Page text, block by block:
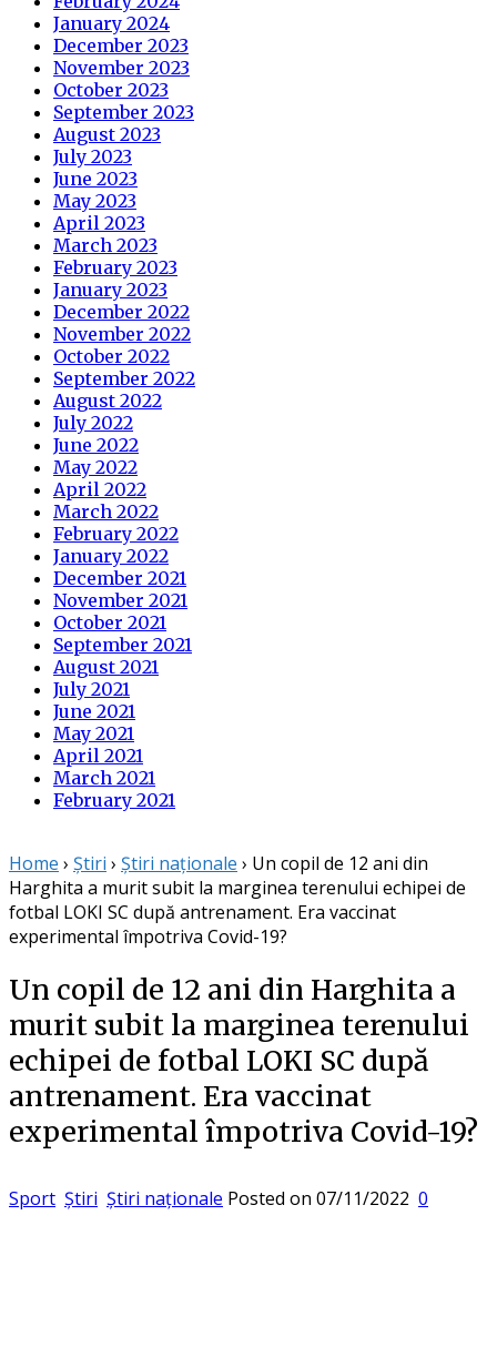
January 2024
December 2023
November 2023
October 2023
September 2023
August 2023
July 2023
June 2023
May 2023
April 2023
March 2023
February 2023
January 2023
December 2022
November 2022
October 2022
September 2022
August 2022
July 2022
June 2022
May 2022
April 2022
March 2022
February 2022
January 2022
December 2021
November 2021
October 2021
September 2021
August 2021
July 2021
June 2021
May 2021
April 2021
March 2021
February 2021
Home › Știri › Știri naționale › Un copil de 12 ani din
Harghita a murit subit la marginea terenului echipei de
fotbal LOKI SC după antrenament. Era vaccinat
experimental împotriva Covid-19?
Un copil de 12 ani din Harghita a
murit subit la marginea terenului
echipei de fotbal LOKI SC după
antrenament. Era vaccinat
experimental împotriva Covid-19?
Sport Știri Știri naționale Posted on 07/11/2022 0